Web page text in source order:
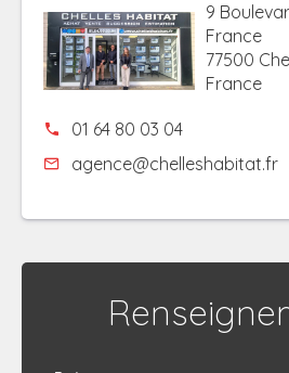
9
France
77500
France
01 64 80 03 04
agence@chelleshabitat.fr